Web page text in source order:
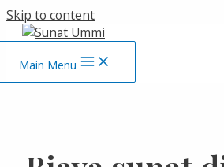
Skip to content
Main Menu